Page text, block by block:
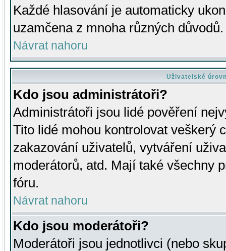
Každé hlasování je automaticky
uzamčena z mnoha různých důvodů.
Návrat nahoru
Uživatelské
Kdo jsou administrátoři?
Administrátoři jsou lidé pověření
Tito lidé mohou kontrolovat veškerý
zakazování uživatelů, vytváření
moderátorů, atd. Mají také všechny
fóru.
Návrat nahoru
Kdo jsou moderátoři?
Moderátoři jsou jednotlivci (nebo